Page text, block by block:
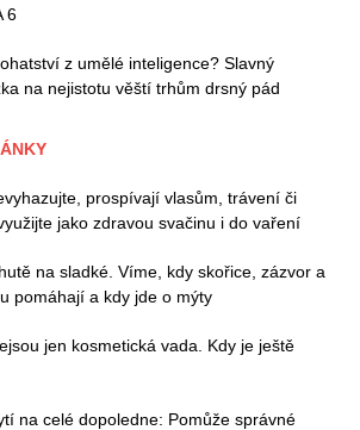
6
z umělé inteligence? Slavný
na nejistotu věští trhům drsný pád
prospívají vlasům, trávení či
jako zdravou svačinu i do vaření
na sladké. Víme, kdy skořice, zázvor a
pomáhají a kdy jde o mýty
jen kosmetická vada. Kdy je ještě
na celé dopoledne: Pomůže správné